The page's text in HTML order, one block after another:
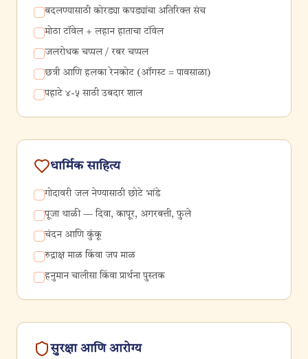
बदलण्यासाठी कोरड्या कपड्यांचा अतिरिक्त संच
मोठा टॉवेल + लहान हाताचा टॉवेल
जलरोधक चप्पल / रबर चप्पल
छत्री आणि हलका रेनकोट (ऑगस्ट = पावसाळा)
पहाटे ४-५ साठी उबदार शाल
धार्मिक साहित्य
गोदावरी जल नेण्यासाठी छोटे भांडे
पूजा थाळी — दिवा, कापूर, अगरबत्ती, फुले
चंदन आणि कुंकू
रुद्राक्ष माळ किंवा जप माळ
हनुमान चालीसा किंवा प्रार्थना पुस्तक
सुरक्षा आणि आरोग्य